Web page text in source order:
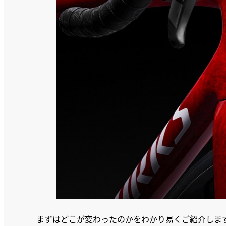
まずはどこが変わったのかをわかり易くご紹介し